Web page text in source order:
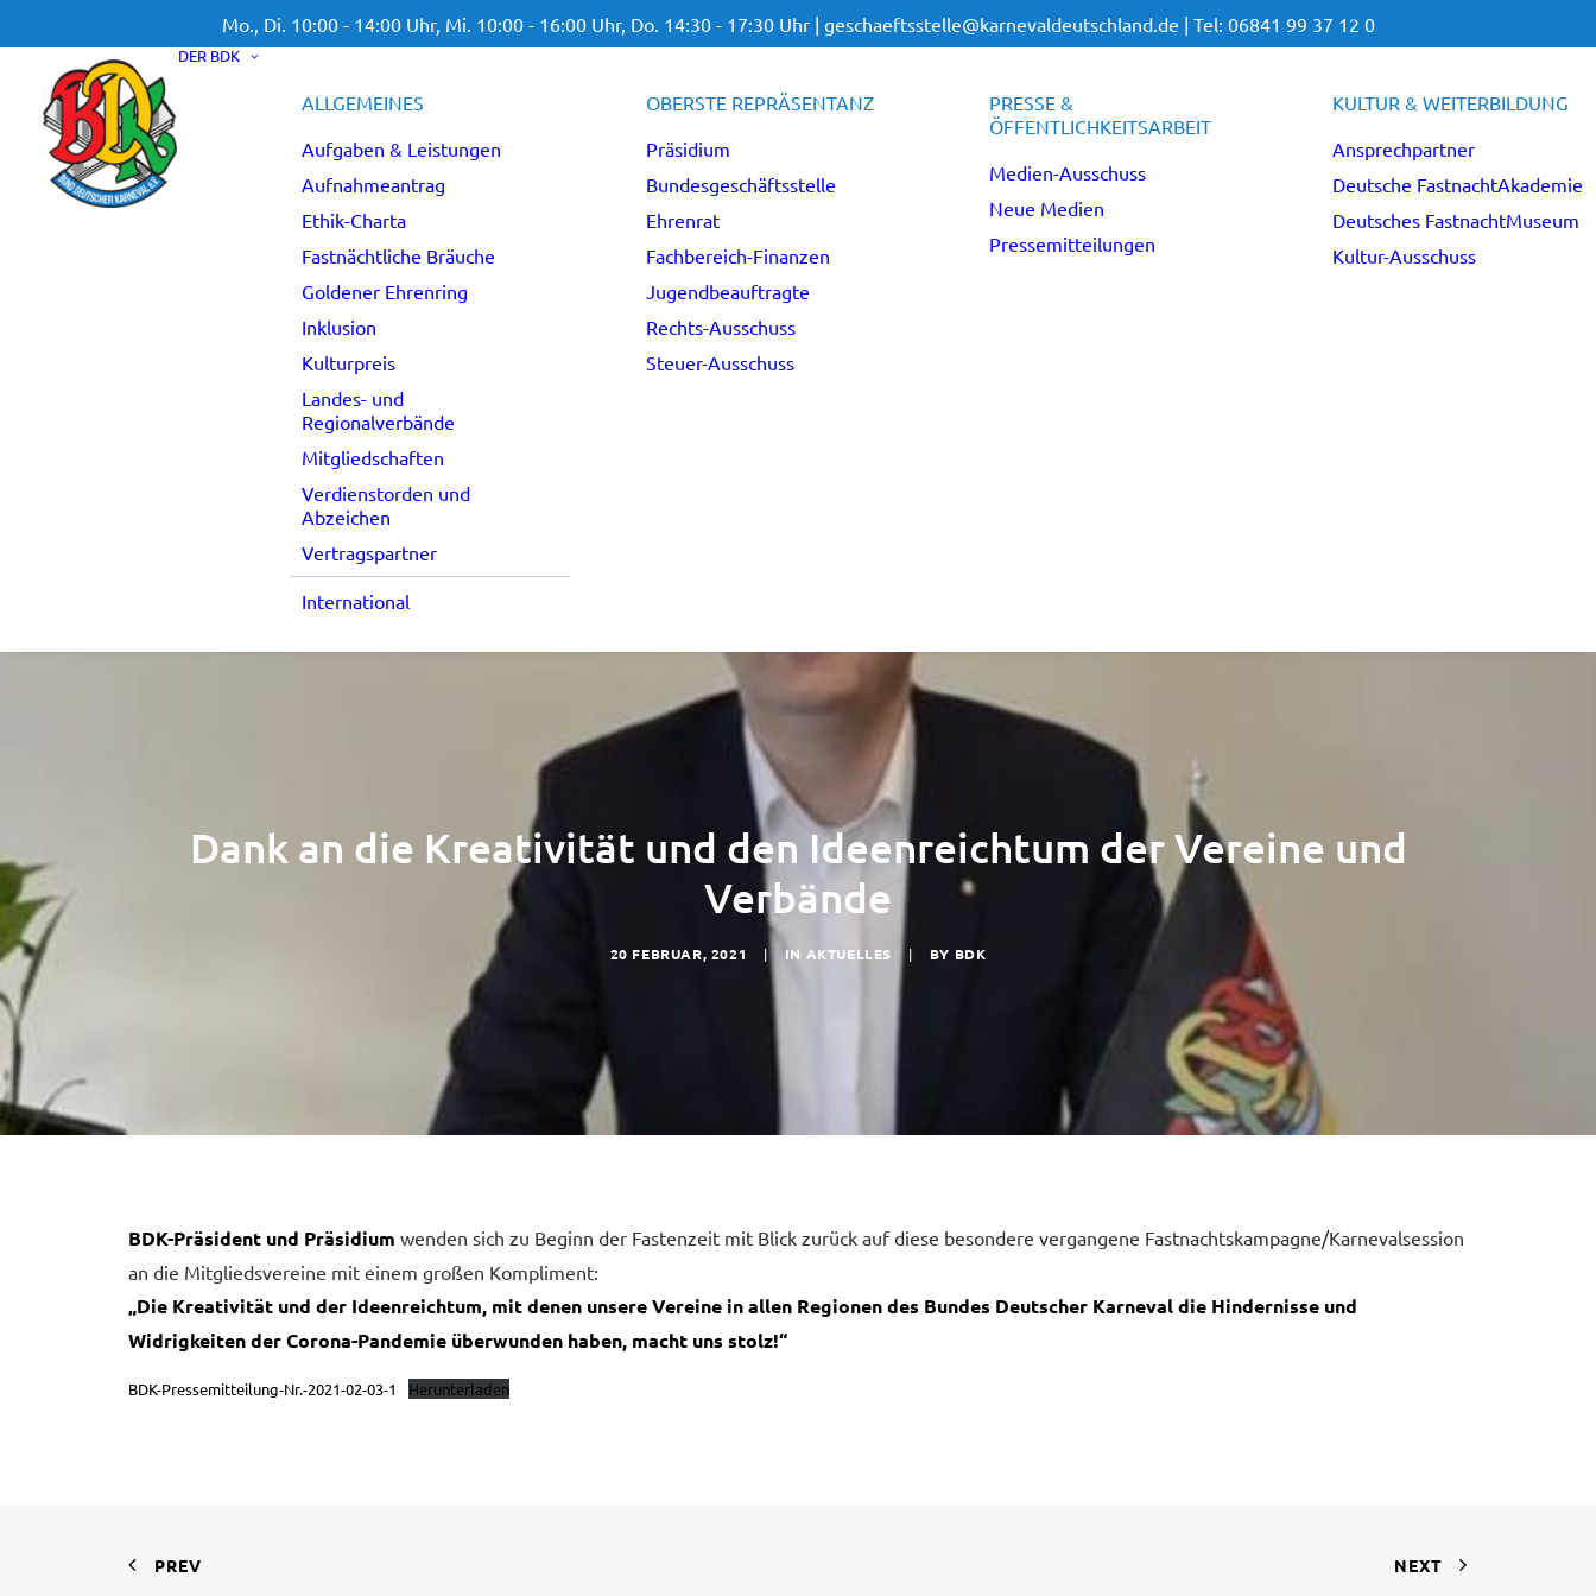
Mo., Di. 10:00 - 14:00 Uhr, Mi. 10:00 - 16:00 Uhr, Do. 14:30 - 17:30 Uhr | geschaeftsstelle@karnevaldeutschland.de | Tel: 06841 99 37 12 0
DER BDK
ALLGEMEINES
Aufgaben & Leistungen
Aufnahmeantrag
Ethik-Charta
Fastnächtliche Bräuche
Goldener Ehrenring
Inklusion
Kulturpreis
Landes- und
Regionalverbände
Mitgliedschaften
Verdienstorden und
Abzeichen
Vertragspartner
International
OBERSTE REPRÄSENTANZ
Präsidium
Bundesgeschäftsstelle
Ehrenrat
Fachbereich-Finanzen
Jugendbeauftragte
Rechts-Ausschuss
Steuer-Ausschuss
PRESSE &
ÖFFENTLICHKEITSARBEIT
Medien-Ausschuss
Neue Medien
Pressemitteilungen
KULTUR & WEITERBILDUNG
Ansprechpartner
Deutsche FastnachtAkademie
Deutsches FastnachtMuseum
Kultur-Ausschuss
Dank an die Kreativität und den Ideenreichtum der Vereine und
Verbände
20 FEBRUAR, 2021 | IN AKTUELLES | BY BDK
BDK-Präsident und Präsidium wenden sich zu Beginn der Fastenzeit mit Blick zurück auf diese besondere vergangene Fastnachtskampagne/Karnevalsession
an die Mitgliedsvereine mit einem großen Kompliment:
„Die Kreativität und der Ideenreichtum, mit denen unsere Vereine in allen Regionen des Bundes Deutscher Karneval die Hindernisse und
Widrigkeiten der Corona-Pandemie überwunden haben, macht uns stolz!“
BDK-Pressemitteilung-Nr.-2021-02-03-1 Herunterladen
PREV NEXT